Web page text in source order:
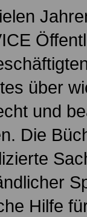
über
und
Die
Hilfe